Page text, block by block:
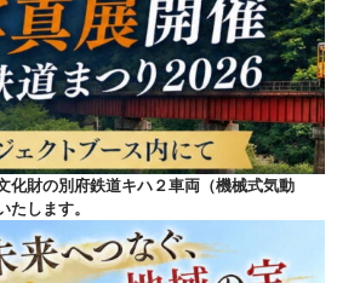
化財の別府鉄道キハ２車両（機械式気動
たします。